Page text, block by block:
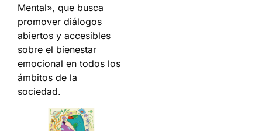
Mental», que busca
promover diálogos
abiertos y accesibles
sobre el bienestar
emocional en todos los
ámbitos de la
sociedad.